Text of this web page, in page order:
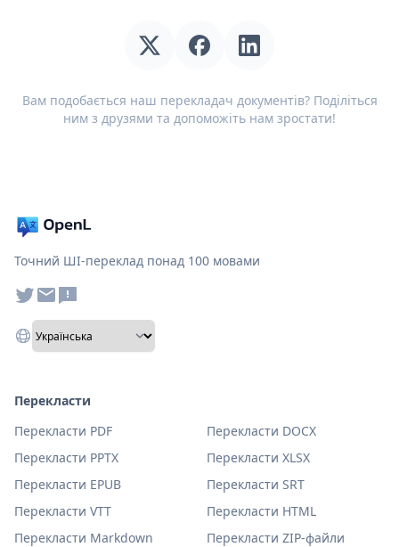
Вам подобається наш перекладач документів? Поділіться
ним з друзями та допоможіть нам зростати!
Точний ШІ-переклад понад 100 мовами
Перекласти
Перекласти PDF
Перекласти DOCX
Перекласти PPTX
Перекласти XLSX
Перекласти EPUB
Перекласти SRT
Перекласти VTT
Перекласти HTML
Перекласти Markdown
Перекласти ZIP-файли